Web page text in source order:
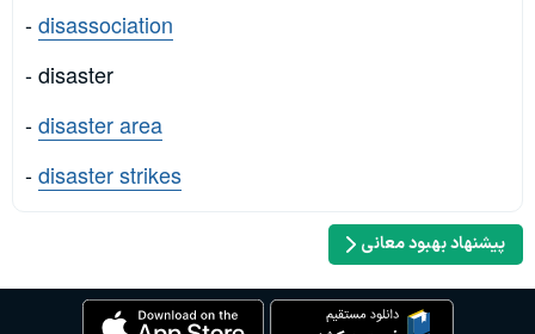
-disassociation
- disaster
-disaster area
-disaster strikes
پیشنهاد بهبود معانی